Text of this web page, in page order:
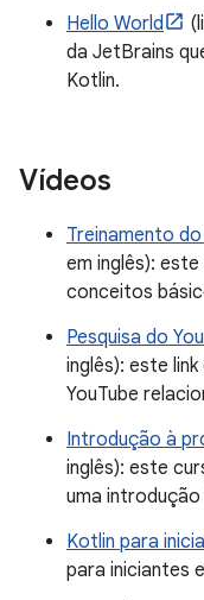
Hello World
da JetBrains
Kotlin.
Vídeos
Treinamento
em inglês):
conceitos
Pesquisa do
inglês): este
YouTube
Introdução à
inglês): este
uma introdução
Kotlin para
para iniciantes